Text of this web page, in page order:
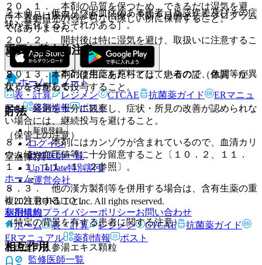
２０．１． 本剤の品質を保つため、できるだけ湿気を避
け、直射日光の当たらない涼しい所に保管すること。
２０．２． 開封後は特に湿気を避け、取扱いに注意するこ
と。
２０．３． 本剤は生薬を原料としているので、色調等が異
なることがある。
貯法
（保管上の注意）
室温保存。
ホーム
薬剤情報
太虎堂の人参湯エキス顆粒
２．３． 低カリウム血症のある患者［当該疾患及びその症
状が悪化するおそれがある］。
重要な基本的注意
８．１． 本剤の使用にあたっては、患者の証（体質・症
状）を考慮して投与すること。
なお、経過を十分に観察し、症状・所見の改善が認められな
い場合には、継続投与を避けること。
８．２． 本剤にはカンゾウが含まれているので、血清カリ
ウム値や血圧値等に十分留意すること〔１０．２、１１．
１．１、１１．１．２参照〕。
８．３． 他の漢方製剤等を併用する場合は、含有生薬の重
複に注意すること。
（特定の背景を有する患者に関する注意）
相互作用
※本製品は疾病の診断・治療・予防を目的としたプログラム
ではありません。
ホーム
ノート
表・計算
レジメン CTCAE 抗菌薬ガイド
ERマニュ
アル
薬剤情報 ポスト
新規登録
ログイン
監修医師一覧
UpToDate特別割引
運営会社
© 2021 HOKUTO Inc. All rights reserved.
利用規約プライバシーポリシーお問い合わせ
ホーム
表・計算 レジメン CTCAE
抗菌薬ガイド
ERマニュアル
薬剤情報 ポスト
監修医師一覧